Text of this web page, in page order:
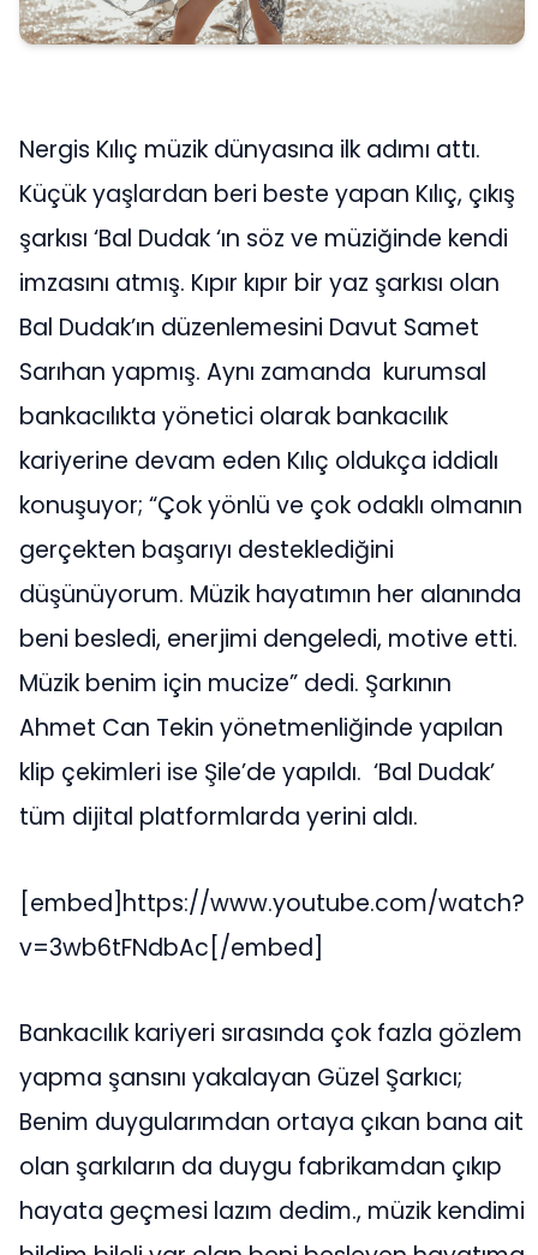
Nergis Kılıç müzik dünyasına ilk adımı attı.
Küçük yaşlardan beri beste yapan Kılıç, çıkış
şarkısı ‘Bal Dudak ‘ın söz ve müziğinde kendi
imzasını atmış. Kıpır kıpır bir yaz şarkısı olan
Bal Dudak’ın düzenlemesini Davut Samet
Sarıhan yapmış. Aynı zamanda kurumsal
bankacılıkta yönetici olarak bankacılık
kariyerine devam eden Kılıç oldukça iddialı
konuşuyor; “Çok yönlü ve çok odaklı olmanın
gerçekten başarıyı desteklediğini
düşünüyorum. Müzik hayatımın her alanında
beni besledi, enerjimi dengeledi, motive etti.
Müzik benim için mucize” dedi. Şarkının
Ahmet Can Tekin yönetmenliğinde yapılan
klip çekimleri ise Şile’de yapıldı. ‘Bal Dudak’
tüm dijital platformlarda yerini aldı.
[embed]https://www.youtube.com/watch?
v=3wb6tFNdbAc[/embed]
Bankacılık kariyeri sırasında çok fazla gözlem
yapma şansını yakalayan Güzel Şarkıcı;
Benim duygularımdan ortaya çıkan bana ait
olan şarkıların da duygu fabrikamdan çıkıp
hayata geçmesi lazım dedim., müzik kendimi